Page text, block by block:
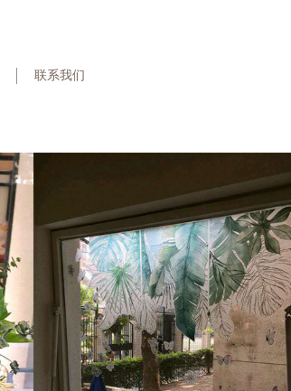
联系我们